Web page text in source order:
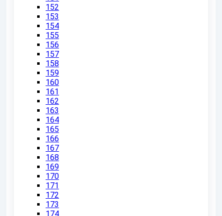
152
153
154
155
156
157
158
159
160
161
162
163
164
165
166
167
168
169
170
171
172
173
174